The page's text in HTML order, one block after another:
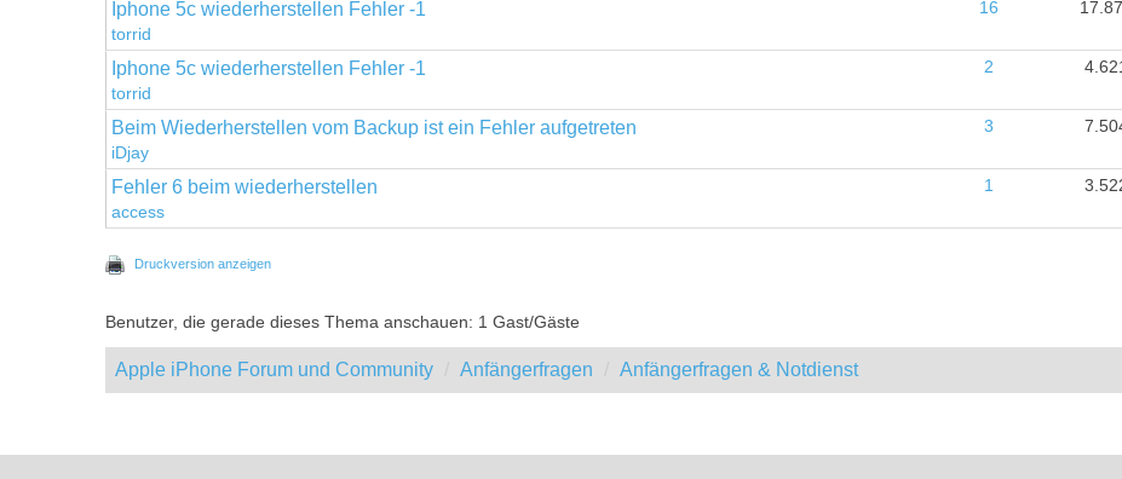
Iphone 5c wiederherstellen Fehler -1
torrid
16
Iphone 5c wiederherstellen Fehler -1
torrid
2
Beim Wiederherstellen vom Backup ist ein Fehler aufgetreten
iDjay
3
Fehler 6 beim wiederherstellen
access
1
Druckversion anzeigen
Benutzer, die gerade dieses Thema anschauen: 1 Gast/Gäste
Apple iPhone Forum und Community Anfängerfragen Anfängerfragen & Notdienst